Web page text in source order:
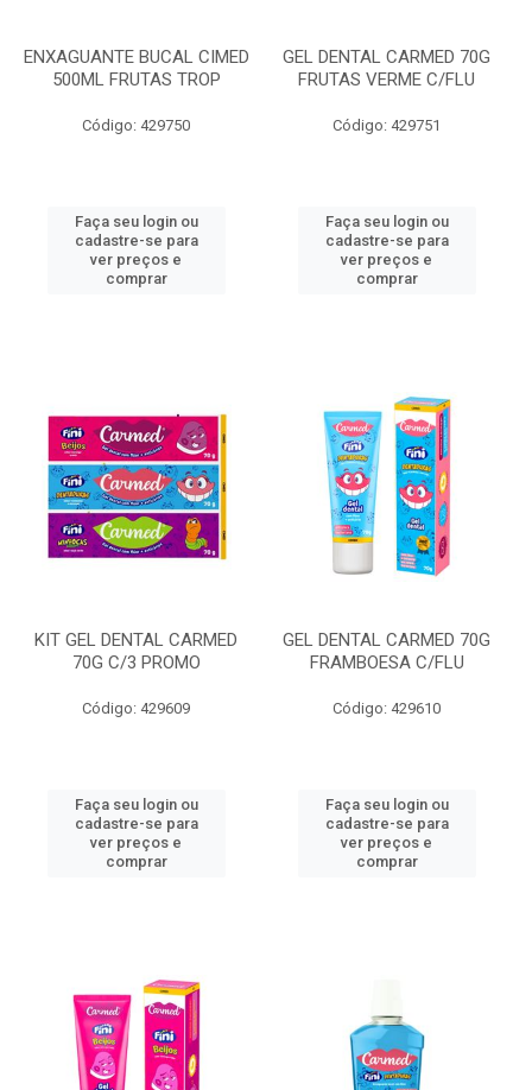
ENXAGUANTE BUCAL CIMED
500ML FRUTAS TROP
Código: 429750
Faça seu login ou
cadastre-se para
ver preços e
comprar
GEL DENTAL CARMED 70G
FRUTAS VERME C/FLU
Código: 429751
Faça seu login ou
cadastre-se para
ver preços e
comprar
KIT GEL DENTAL CARMED
70G C/3 PROMO
Código: 429609
Faça seu login ou
cadastre-se para
ver preços e
comprar
GEL DENTAL CARMED 70G
FRAMBOESA C/FLU
Código: 429610
Faça seu login ou
cadastre-se para
ver preços e
comprar